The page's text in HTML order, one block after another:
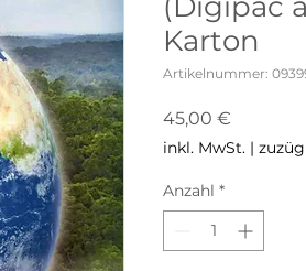
Karton
Artikelnummer:
45,00 €
inkl. MwSt. |
Anzahl *